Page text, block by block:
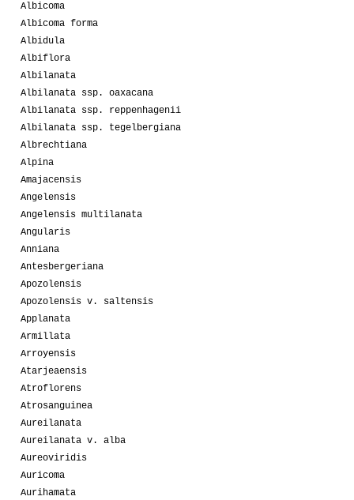
Albicoma
Albicoma forma
Albidula
Albiflora
Albilanata
Albilanata ssp. oaxacana
Albilanata ssp. reppenhagenii
Albilanata ssp. tegelbergiana
Albrechtiana
Alpina
Amajacensis
Angelensis
Angelensis multilanata
Angularis
Anniana
Antesbergeriana
Apozolensis
Apozolensis v. saltensis
Applanata
Armillata
Arroyensis
Atarjeaensis
Atroflorens
Atrosanguinea
Aureilanata
Aureilanata v. alba
Aureoviridis
Auricoma
Aurihamata